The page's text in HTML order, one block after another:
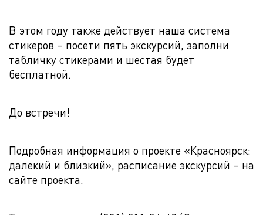
В этом году также действует наша система
стикеров – посети пять экскурсий, заполни
табличку стикерами и шестая будет
бесплатной.
До встречи!
Подробная информация о проекте «Красноярск:
далекий и близкий», расписание экскурсий – на
сайте проекта.